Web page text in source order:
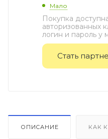
Мало
Покупка
авторизованных
логин и пароль у
Стать
ОПИСАНИЕ КАК